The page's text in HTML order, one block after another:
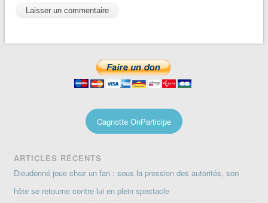
Cagnotte OnParticipe
ARTICLES RÉCENTS
Dieudonné joue chez un fan : sous la pression des autorités, son
hôte se retourne contre lui en plein spectacle